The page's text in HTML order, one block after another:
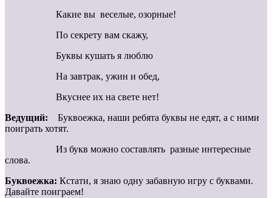
Какие вы веселые, озорные!
По секрету вам скажу,
Буквы кушать я люблю
На завтрак, ужин и обед,
Вкуснее их на свете нет!
Ведущий: Буквоежка, наши ребята буквы не едят, а с ними
поиграть хотят.
Из букв можно составлять разные интересные
слова.
Буквоежка: Кстати, я знаю одну забавную игру с буквами.
Давайте поиграем!